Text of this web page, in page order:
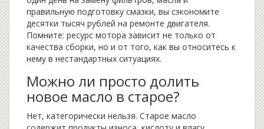
правильную подготовку смазки, вы сэкономите
десятки тысяч рублей на ремонте двигателя.
Помните: ресурс мотора зависит не только от
качества сборки, но и от того, как вы относитесь к
нему в нестандартных ситуациях.
Можно ли просто долить
новое масло в старое?
Нет, категорически нельзя. Старое масло